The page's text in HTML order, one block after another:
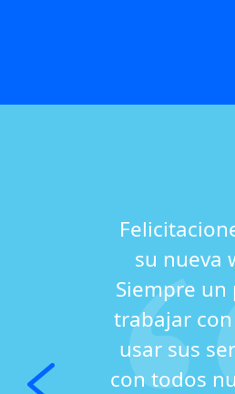
su nueva
Siempre un
trabajar
usar sus
con todos